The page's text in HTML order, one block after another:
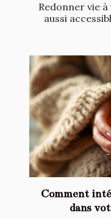
Redonner vie
aussi
Comment
dans